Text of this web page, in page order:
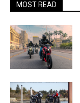
MOST READ